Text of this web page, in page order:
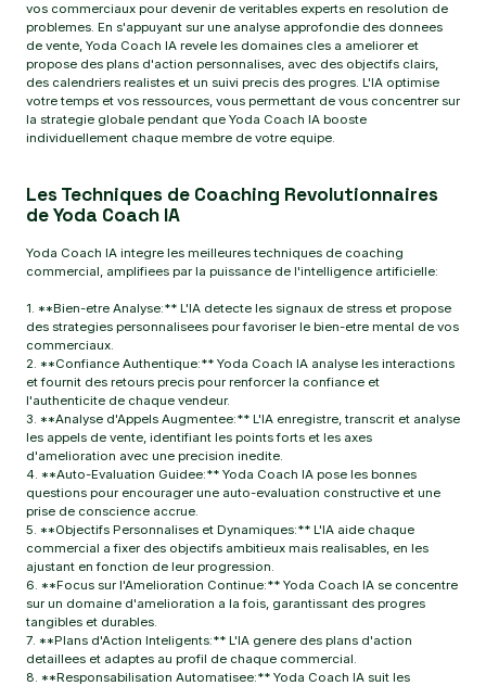
vos commerciaux pour devenir de veritables experts en resolution de
problemes. En s'appuyant sur une analyse approfondie des donnees
de vente, Yoda Coach IA revele les domaines cles a ameliorer et
propose des plans d'action personnalises, avec des objectifs clairs,
des calendriers realistes et un suivi precis des progres. L'IA optimise
votre temps et vos ressources, vous permettant de vous concentrer sur
la strategie globale pendant que Yoda Coach IA booste
individuellement chaque membre de votre equipe.
Les Techniques de Coaching Revolutionnaires
de Yoda Coach IA
Yoda Coach IA integre les meilleures techniques de coaching
commercial, amplifiees par la puissance de l'intelligence artificielle:
1. **Bien-etre Analyse:** L'IA detecte les signaux de stress et propose
des strategies personnalisees pour favoriser le bien-etre mental de vos
commerciaux.
2. **Confiance Authentique:** Yoda Coach IA analyse les interactions
et fournit des retours precis pour renforcer la confiance et
l'authenticite de chaque vendeur.
3. **Analyse d'Appels Augmentee:** L'IA enregistre, transcrit et analyse
les appels de vente, identifiant les points forts et les axes
d'amelioration avec une precision inedite.
4. **Auto-Evaluation Guidee:** Yoda Coach IA pose les bonnes
questions pour encourager une auto-evaluation constructive et une
prise de conscience accrue.
5. **Objectifs Personnalises et Dynamiques:** L'IA aide chaque
commercial a fixer des objectifs ambitieux mais realisables, en les
ajustant en fonction de leur progression.
6. **Focus sur l'Amelioration Continue:** Yoda Coach IA se concentre
sur un domaine d'amelioration a la fois, garantissant des progres
tangibles et durables.
7. **Plans d'Action Inteligents:** L'IA genere des plans d'action
detaillees et adaptes au profil de chaque commercial.
8. **Responsabilisation Automatisee:** Yoda Coach IA suit les